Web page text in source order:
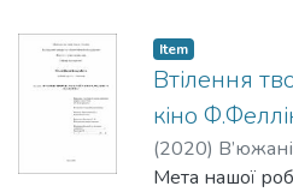
Item
Втілення
кіно
(2020)
Брюховецька,
Мета нашої